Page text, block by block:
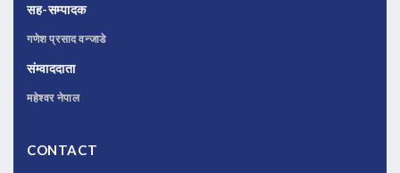
सह-सम्पादक
गणेश प्रसाद वन्जाडे
संम्वाददाता
महेश्वर नेपाल
CONTACT